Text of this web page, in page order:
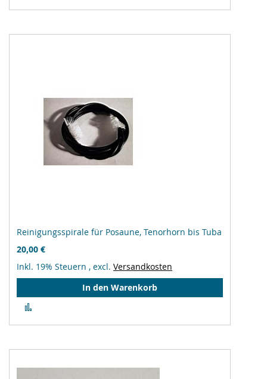
hinzufügen
Reinigungsspirale für Posaune, Tenorhorn bis Tuba
20,00 €
Inkl. 19% Steuern , excl. Versandkosten
In den Warenkorb
hinzufügen